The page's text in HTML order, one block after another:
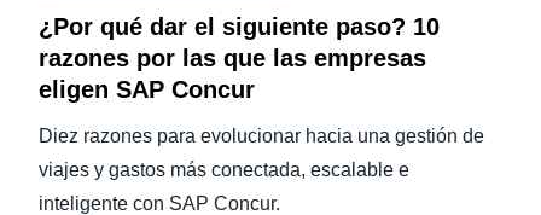
¿Por qué dar el siguiente paso? 10
razones por las que las empresas
eligen SAP Concur
Diez razones para evolucionar hacia una gestión de
viajes y gastos más conectada, escalable e
inteligente con SAP Concur.